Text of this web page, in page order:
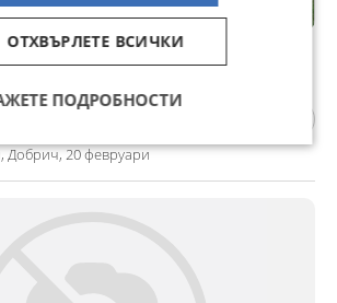
Ал. Стамболийски, област Добрич
ДДС
Добрич, 20 февруари
ОТХВЪРЛЕТЕ ВСИЧКИ
ПОДРОБНОСТИ